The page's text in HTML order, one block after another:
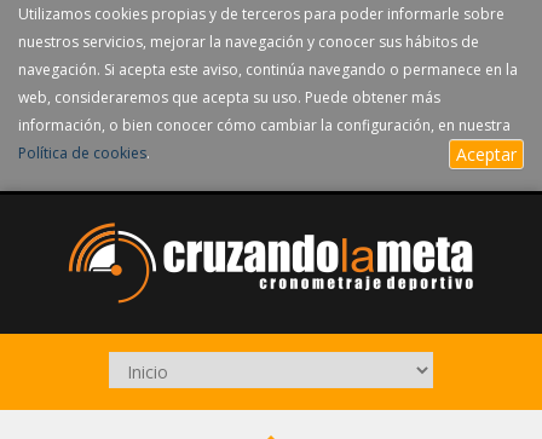
Utilizamos cookies propias y de terceros para poder informarle sobre
nuestros servicios, mejorar la navegación y conocer sus hábitos de
navegación. Si acepta este aviso, continúa navegando o permanece en la
web, consideraremos que acepta su uso. Puede obtener más
información, o bien conocer cómo cambiar la configuración, en nuestra
Política de cookies. Aceptar